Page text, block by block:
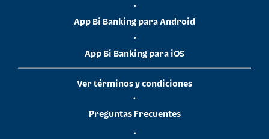
•
App Bi Banking para Android
•
App Bi Banking para iOS
Ver términos y condiciones
•
Preguntas Frecuentes
•